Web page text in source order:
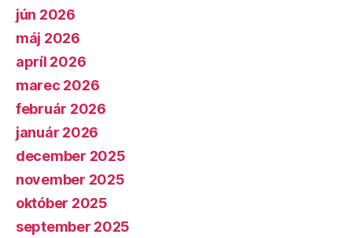
jún 2026
máj 2026
apríl 2026
marec 2026
február 2026
január 2026
december 2025
november 2025
október 2025
september 2025